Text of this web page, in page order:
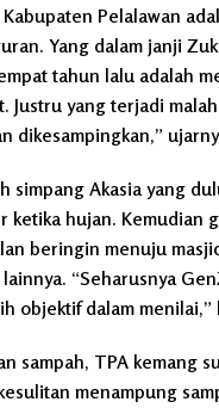
Pelalawan
Yang dalam janji
tahun lalu adalah
Justru yang terjadi
dikesampingkan,”
simpang Akasia yang
ketika hujan. Kemudian
beringin menuju
“Seharusnya
objektif dalam menilai,”
sampah, TPA kemang
menampung